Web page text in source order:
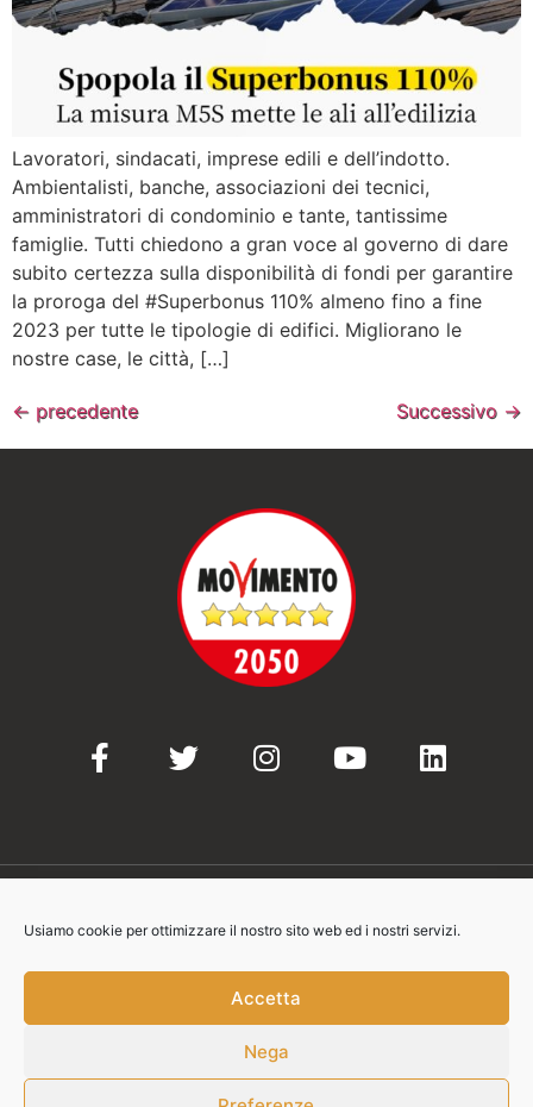
Usiamo cookie per ottimizzare il nostro sito web ed i nostri servizi.
Accetta
Nega
Lavoratori, sindacati, imprese edili e dell’indotto.
Ambientalisti, banche, associazioni dei tecnici,
amministratori di condominio e tante, tantissime
famiglie. Tutti chiedono a gran voce al governo di dare
subito certezza sulla disponibilità di fondi per garantire
la proroga del #Superbonus 110% almeno fino a fine
2023 per tutte le tipologie di edifici. Migliorano le
nostre case, le città, […]
← precedente Successivo →
© 2021-2023 Movimento 5 Stelle
Contatti:
info@movimento5stelle.eu